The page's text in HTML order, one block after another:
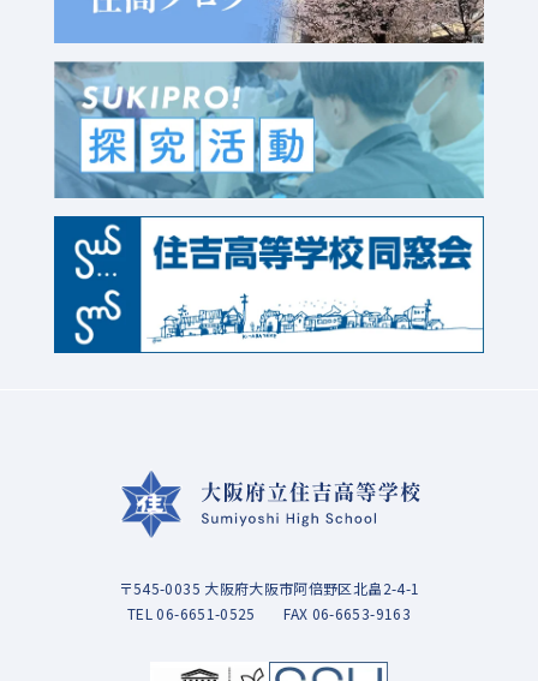
〒545-0035 大阪府大阪市阿倍野区北畠2-4-1
TEL06-6651-0525 FAX 06-6653-9163